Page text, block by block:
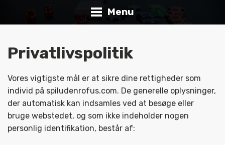
Menu
Privatlivspolitik
Vores vigtigste mål er at sikre dine rettigheder som
individ på spiludenrofus.com. De generelle oplysninger,
der automatisk kan indsamles ved at besøge eller
bruge webstedet, og som ikke indeholder nogen
personlig identifikation, består af: